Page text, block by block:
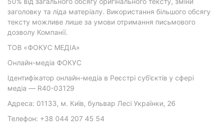
заголовку та ліда матеріалу. Використання більшого обсягу
тексту можливе лише за умови отримання письмового
дозволу Компанії.
ТОВ «ФОКУС МЕДІА»
Онлайн-медіа ФОКУС
Ідентифікатор онлайн-медіа в Реєстрі суб’єктів у сфері
медіа — R40-03129
Адреса: 01133, м. Київ, бульвар Лесі Українки, 26
Телефон: +38 044 207 45 54